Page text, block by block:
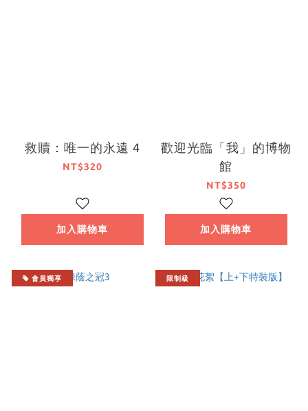
救贖：唯一的永遠 4
NT$320
加入購物車
歡迎光臨「我」的博物
館
NT$350
加入購物車
會員獨享 限制級